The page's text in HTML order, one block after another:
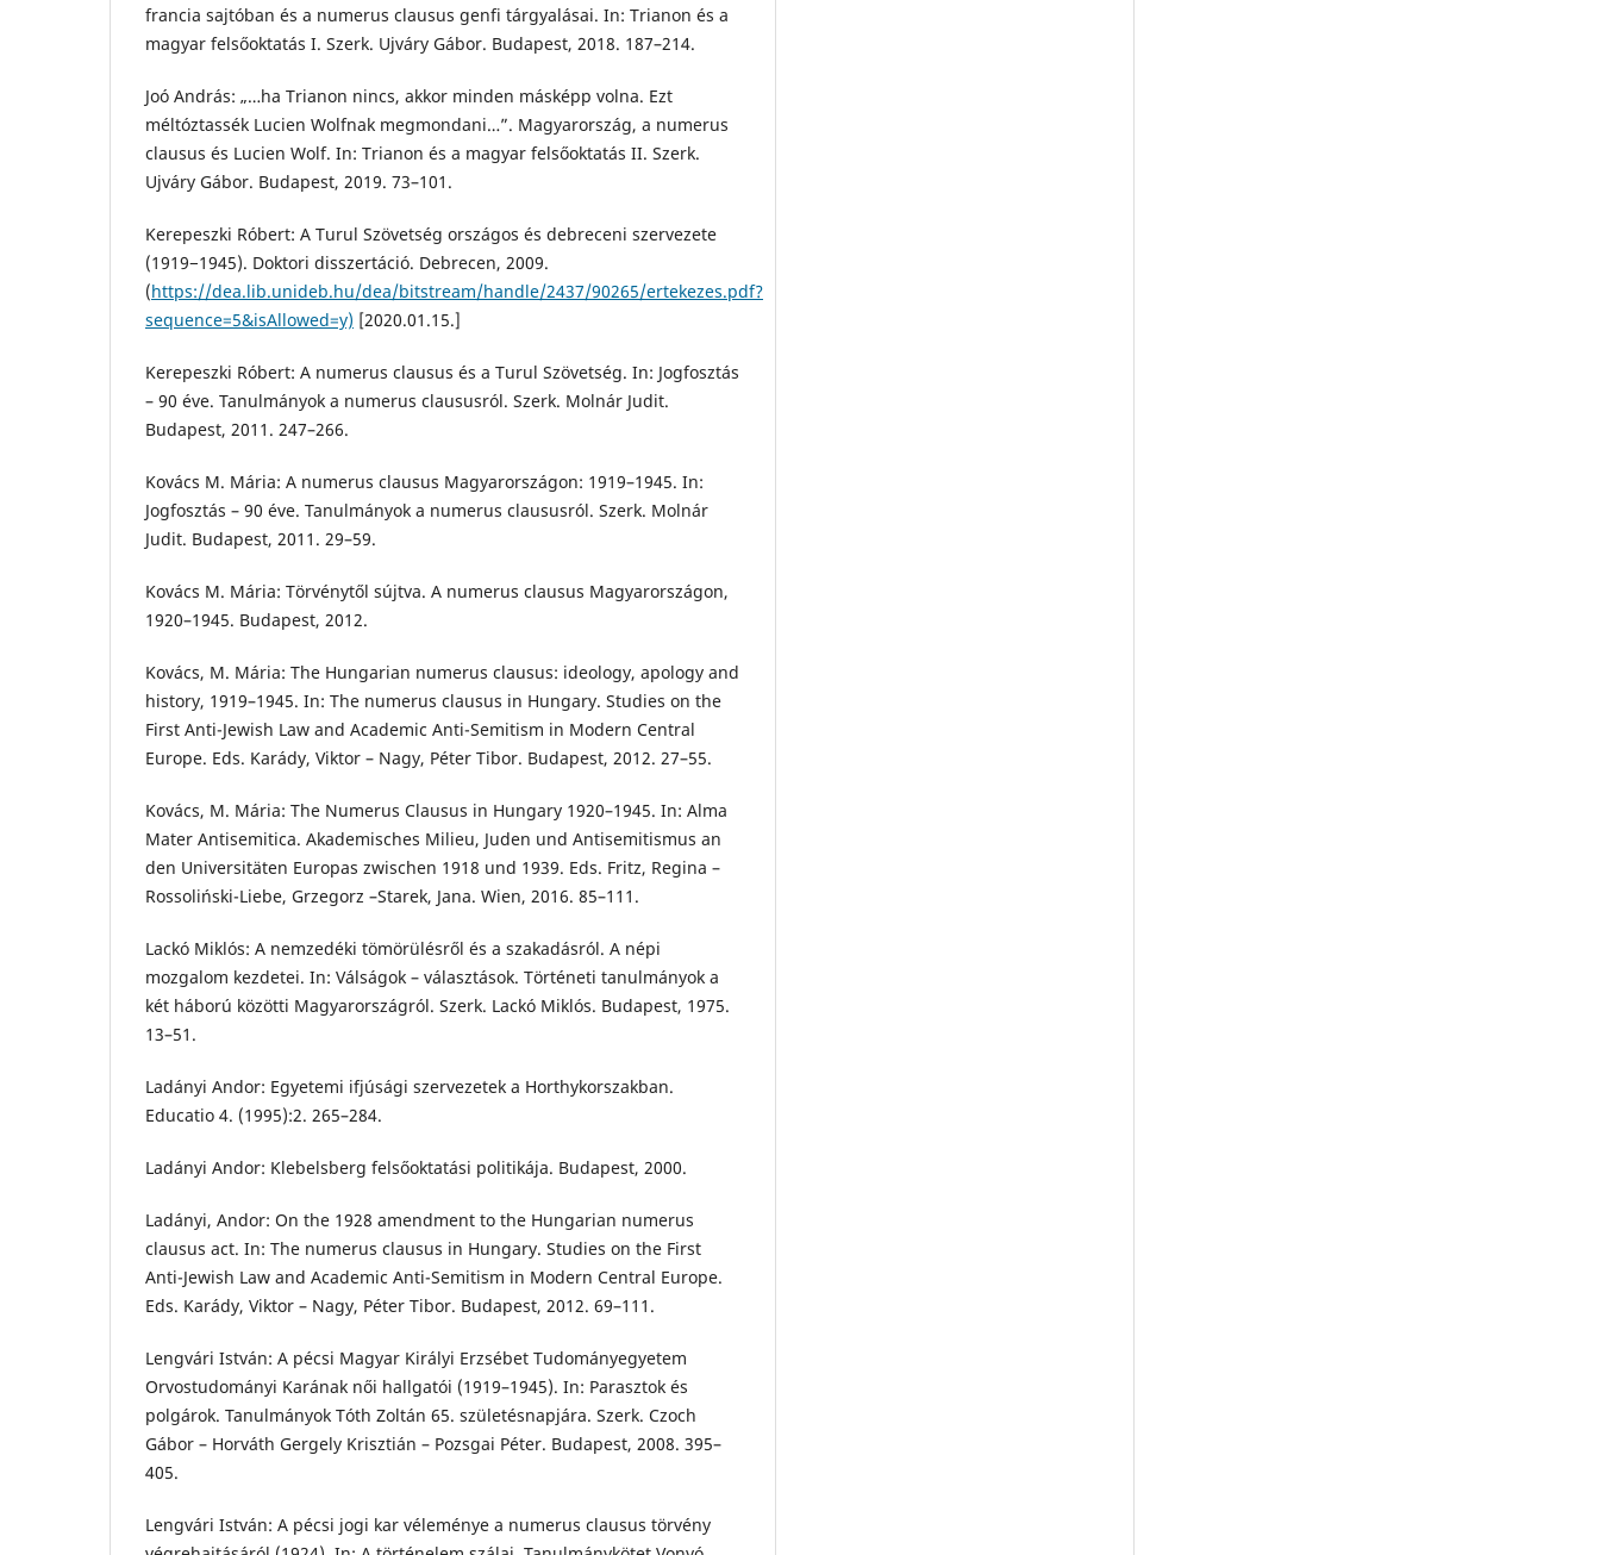
francia sajtóban és a numerus clausus genfi tárgyalásai. In: Trianon és a
magyar felsőoktatás I. Szerk. Ujváry Gábor. Budapest, 2018. 187–214.
Joó András: „…ha Trianon nincs, akkor minden másképp volna. Ezt
méltóztassék Lucien Wolfnak megmondani…”. Magyarország, a numerus
clausus és Lucien Wolf. In: Trianon és a magyar felsőoktatás II. Szerk.
Ujváry Gábor. Budapest, 2019. 73–101.
Kerepeszki Róbert: A Turul Szövetség országos és debreceni szervezete
(1919−1945). Doktori disszertáció. Debrecen, 2009.
(https://dea.lib.unideb.hu/dea/bitstream/handle/2437/90265/ertekezes.pdf?
sequence=5&isAllowed=y) [2020.01.15.]
Kerepeszki Róbert: A numerus clausus és a Turul Szövetség. In: Jogfosztás
– 90 éve. Tanulmányok a numerus claususról. Szerk. Molnár Judit.
Budapest, 2011. 247–266.
Kovács M. Mária: A numerus clausus Magyarországon: 1919–1945. In:
Jogfosztás – 90 éve. Tanulmányok a numerus claususról. Szerk. Molnár
Judit. Budapest, 2011. 29–59.
Kovács M. Mária: Törvénytől sújtva. A numerus clausus Magyarországon,
1920–1945. Budapest, 2012.
Kovács, M. Mária: The Hungarian numerus clausus: ideology, apology and
history, 1919–1945. In: The numerus clausus in Hungary. Studies on the
First Anti-Jewish Law and Academic Anti-Semitism in Modern Central
Europe. Eds. Karády, Viktor – Nagy, Péter Tibor. Budapest, 2012. 27–55.
Kovács, M. Mária: The Numerus Clausus in Hungary 1920–1945. In: Alma
Mater Antisemitica. Akademisches Milieu, Juden und Antisemitismus an
den Universitäten Europas zwischen 1918 und 1939. Eds. Fritz, Regina –
Rossoliński-Liebe, Grzegorz –Starek, Jana. Wien, 2016. 85–111.
Lackó Miklós: A nemzedéki tömörülésről és a szakadásról. A népi
mozgalom kezdetei. In: Válságok – választások. Történeti tanulmányok a
két háború közötti Magyarországról. Szerk. Lackó Miklós. Budapest, 1975.
13–51.
Ladányi Andor: Egyetemi ifjúsági szervezetek a Horthykorszakban.
Educatio 4. (1995):2. 265–284.
Ladányi Andor: Klebelsberg felsőoktatási politikája. Budapest, 2000.
Ladányi, Andor: On the 1928 amendment to the Hungarian numerus
clausus act. In: The numerus clausus in Hungary. Studies on the First
Anti-Jewish Law and Academic Anti-Semitism in Modern Central Europe.
Eds. Karády, Viktor – Nagy, Péter Tibor. Budapest, 2012. 69–111.
Lengvári István: A pécsi Magyar Királyi Erzsébet Tudományegyetem
Orvostudományi Karának női hallgatói (1919–1945). In: Parasztok és
polgárok. Tanulmányok Tóth Zoltán 65. születésnapjára. Szerk. Czoch
Gábor – Horváth Gergely Krisztián – Pozsgai Péter. Budapest, 2008. 395–
405.
Lengvári István: A pécsi jogi kar véleménye a numerus clausus törvény